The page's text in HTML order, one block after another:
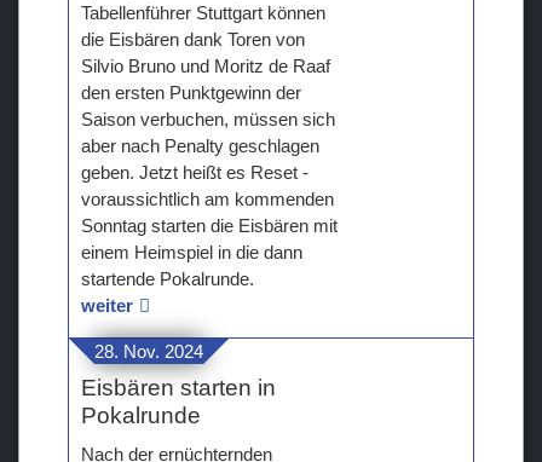
Tabellenführer Stuttgart können
die Eisbären dank Toren von
Silvio Bruno und Moritz de Raaf
den ersten Punktgewinn der
Saison verbuchen, müssen sich
aber nach Penalty geschlagen
geben. Jetzt heißt es Reset -
voraussichtlich am kommenden
Sonntag starten die Eisbären mit
einem Heimspiel in die dann
startende Pokalrunde.
weiter
28. Nov. 2024
Eisbären starten in
Pokalrunde
Nach der ernüchternden